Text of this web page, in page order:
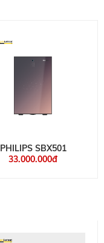
PHILIPS SBX501
33.000.000đ